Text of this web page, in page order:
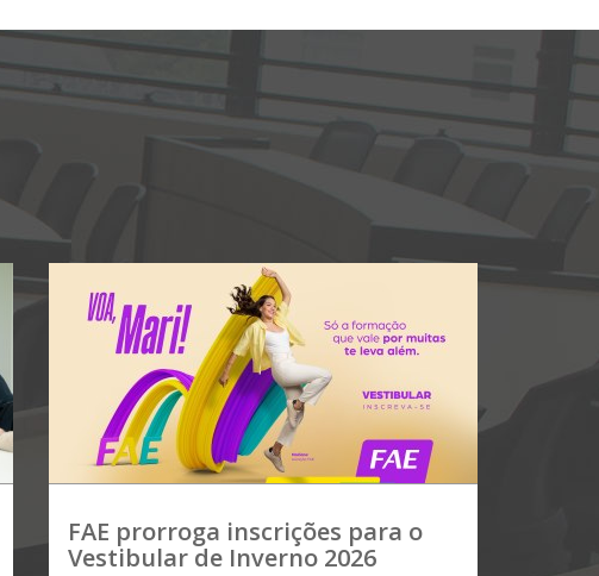
FAE prorroga inscrições para o
Vestibular de Inverno 2026